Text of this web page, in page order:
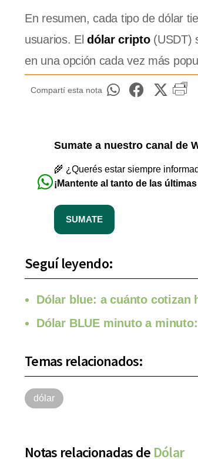
En resumen, cada tipo de dólar
usuarios. Eldólar cripto(USDT)
en una opción cada vez más
Compartí esta nota
Sumate a nuestro canal de
🌾 ¿Querés estar siempre
¡Mantente al tanto de las
SUMATE
Seguí leyendo:
Dólar blue: a cuánto cotizan
Dólar BLUE minuto a
Temas relacionados:
dólar
Notas relacionadas de Dólar